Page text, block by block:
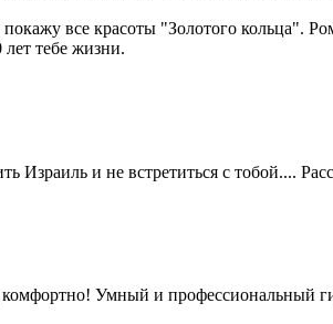
все красоты "Золотого кольца".
тебе жизни.
Израиль и не встретиться с тобой....
Умный и профессиональный